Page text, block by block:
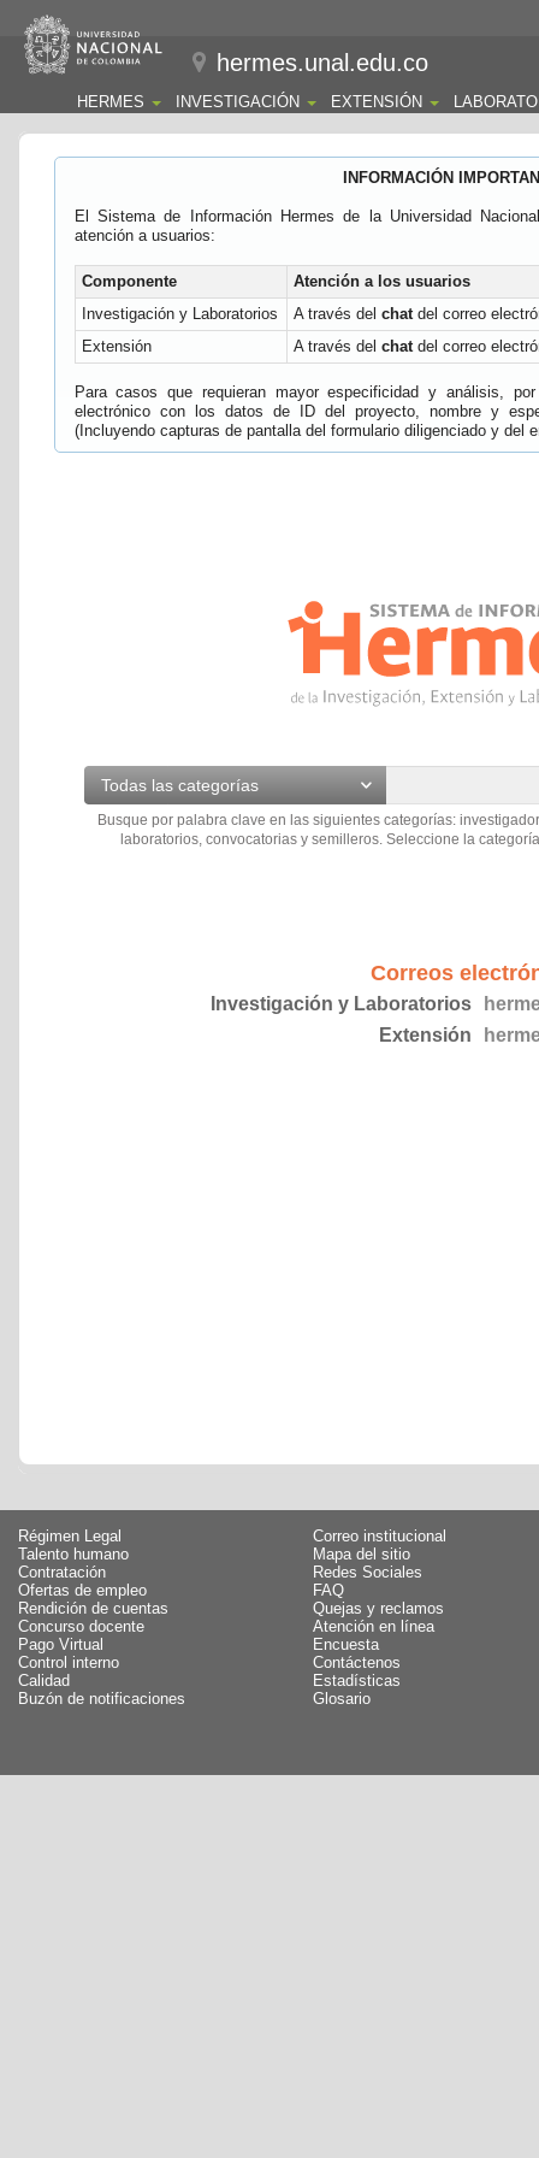
hermes.unal.edu.co
HERMES INVESTIGACIÓN EXTENSIÓN
INFORMACIÓN
El Sistema de Información Hermes de la Universidad
atención a usuarios:
Componente
Atención a los usuarios
Investigación y Laboratorios
A través del chatdel correo
Extensión
A través del chatdel correo
Para casos que requieran mayor especificidad y análisis,
electrónico con los datos de ID del proyecto, nombre y
(Incluyendo capturas de pantalla del formulario diligenciado y del
Todas las categorías
Busque por palabra clave en las siguientes categorías:
laboratorios, convocatorias y semilleros. Seleccione la
Correos
Investigación y Laboratorios
Extensión
Régimen Legal
Talento humano
Contratación
Ofertas de empleo
Rendición de cuentas
Concurso docente
Pago Virtual
Control interno
Calidad
Buzón de notificaciones
Correo institucional
Mapa del sitio
Redes Sociales
FAQ
Quejas y reclamos
Atención en línea
Encuesta
Contáctenos
Estadísticas
Glosario